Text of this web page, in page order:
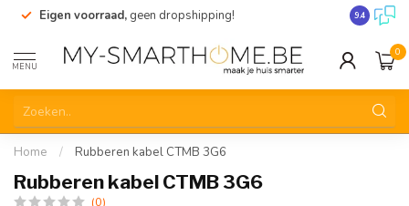
Eigen voorraad, geen dropshipping! 9.4
MENU
0
Home / Rubberen kabel CTMB 3G6
Rubberen kabel CTMB 3G6
(0)